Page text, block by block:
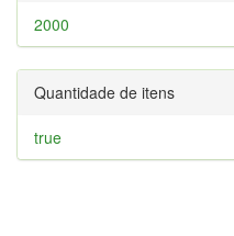
2000
Quantidade de itens
true